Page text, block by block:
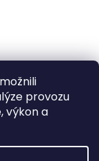
provozu
výkon a